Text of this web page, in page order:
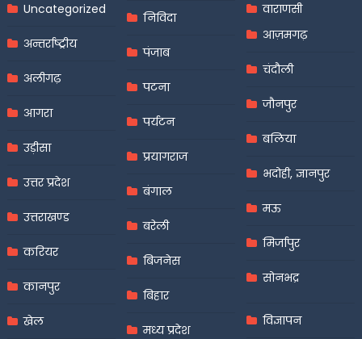
Uncategorized
अन्तर्राष्ट्रीय
अलीगढ़
आगरा
उड़ीसा
उत्तर प्रदेश
उत्तराखण्ड
करियर
कानपुर
खेल
निविदा
पंजाब
पटना
पर्यटन
प्रयागराज
बंगाल
बरेली
बिजनेस
बिहार
मध्य प्रदेश
वाराणसी
आज़मगढ़
चंदौली
जौनपुर
बलिया
भदोही, ज्ञानपुर
मऊ
मिर्जापुर
सोनभद्र
विज्ञापन